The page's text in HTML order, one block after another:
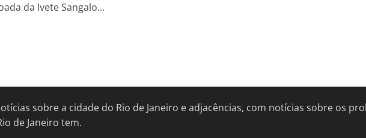
da Ivete Sangalo...
sobre a cidade do Rio de Janeiro e adjacências, com notícias sobre os
de Janeiro tem.